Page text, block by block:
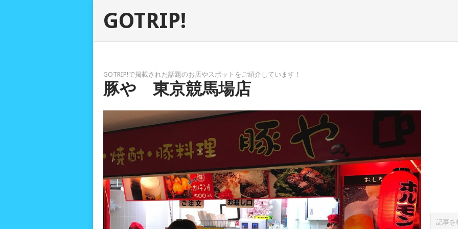
GOTRIP!
GOTRIP!で掲載された話題のお店やスポットをご紹介しています！
豚や 東京競馬場店